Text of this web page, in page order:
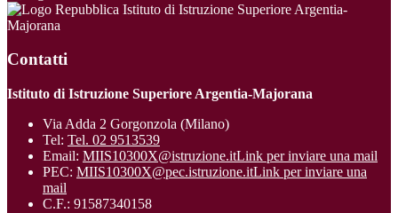
Istituto di Istruzione Superiore Argentia-
Majorana
Contatti
Istituto di Istruzione Superiore Argentia-Majorana
Via Adda 2 Gorgonzola (Milano)
Tel: Tel. 02 9513539
Email: MIIS10300X@istruzione.itLink per inviare una mail
PEC: MIIS10300X@pec.istruzione.itLink per inviare una
mail
C.F.: 91587340158